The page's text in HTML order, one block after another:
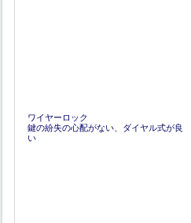
ワイヤーロック
鍵の紛失の心配がない、ダイヤル式が良
い